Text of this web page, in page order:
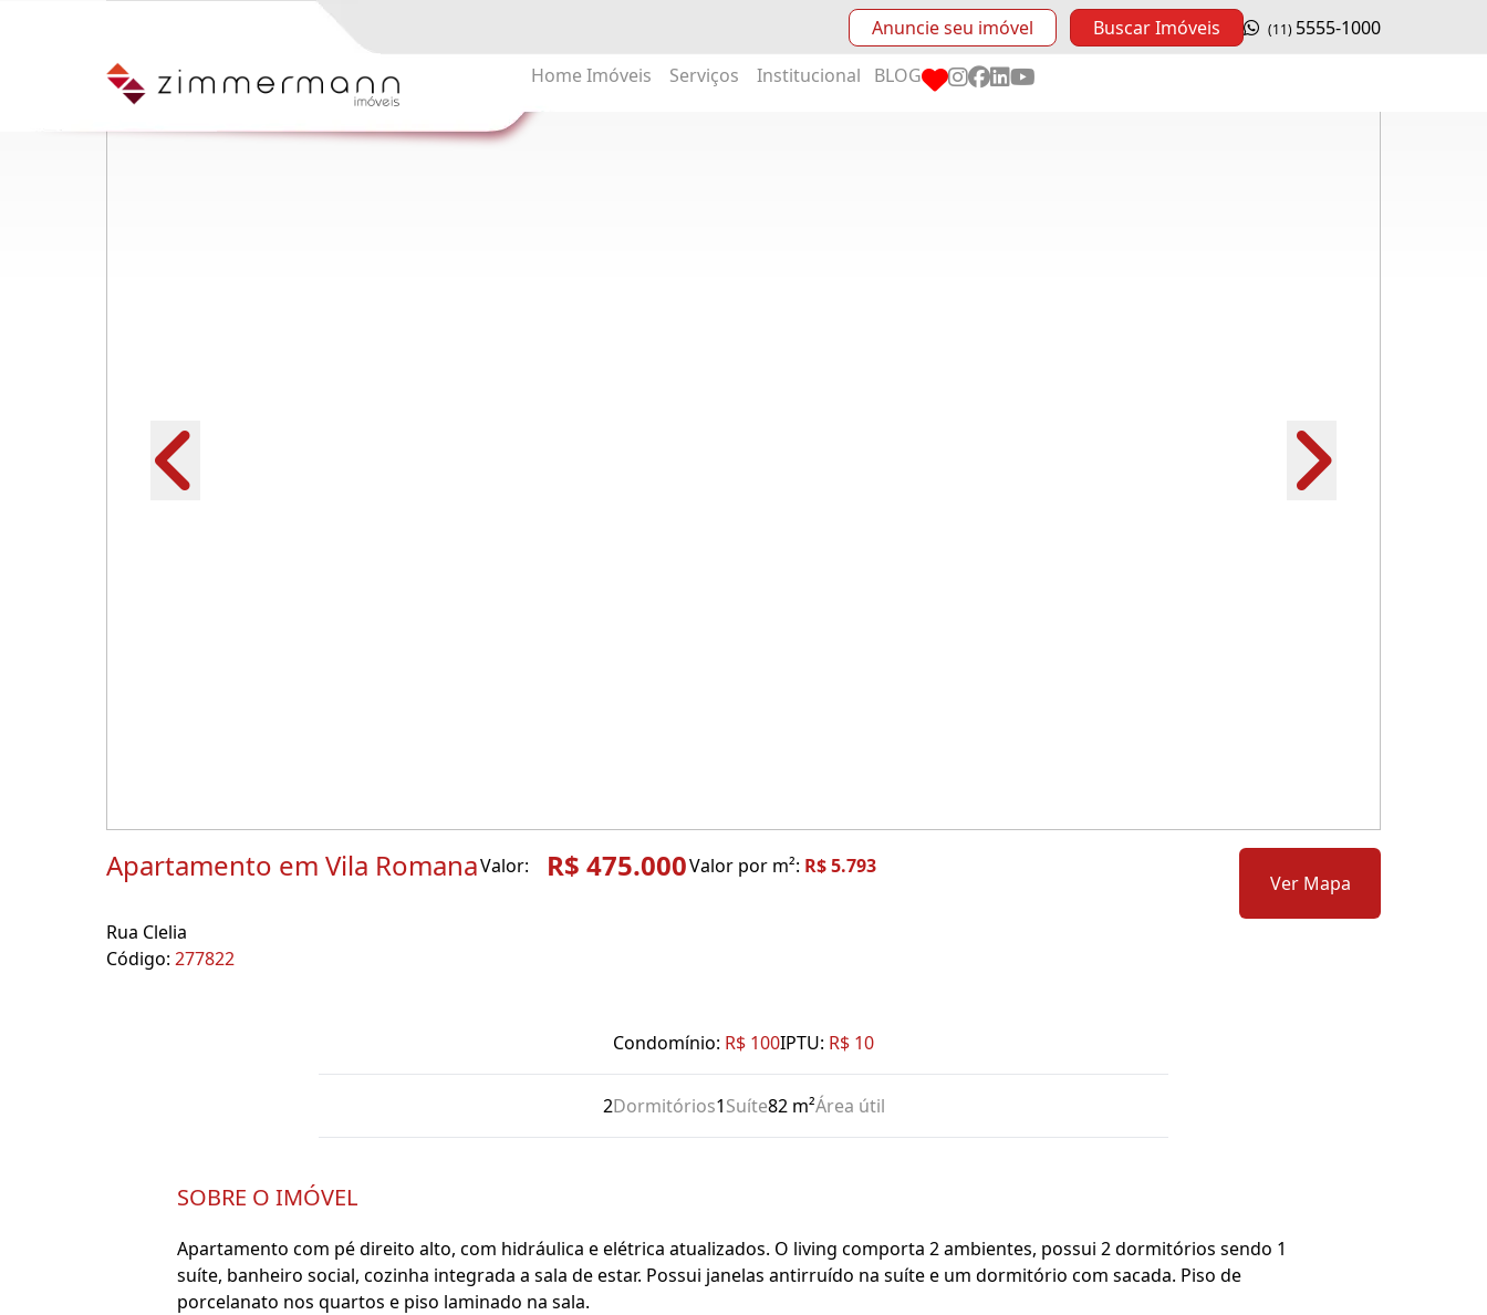
Anuncie seu imóvel Buscar Imóveis (11) 5555-1000
Home Imóveis Serviços Institucional BLOG
Apartamento em Vila RomanaValor: R$ 475.000Valor por m²: R$ 5.793
Rua Clelia
Código: 277822
Ver Mapa
Condomínio: R$ 100IPTU: R$ 10
2Dormitórios1Suíte82 m²Área útil
SOBRE O IMÓVEL
Apartamento com pé direito alto, com hidráulica e elétrica atualizados. O living comporta 2 ambientes, possui 2 dormitórios sendo 1
suíte, banheiro social, cozinha integrada a sala de estar. Possui janelas antirruído na suíte e um dormitório com sacada. Piso de
porcelanato nos quartos e piso laminado na sala.